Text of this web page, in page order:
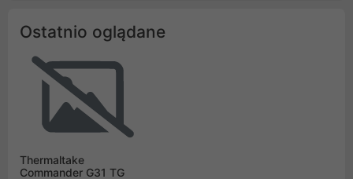
Ostatnio oglądane
Thermaltake
Commander G31 TG